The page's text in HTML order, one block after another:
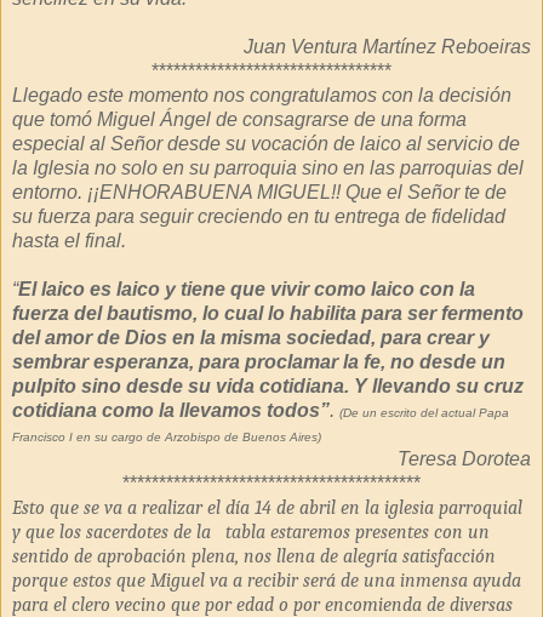
Juan Ventura Martínez Reboeiras
*********************************
Llegado este momento nos congratulamos con la decisión
que tomó Miguel Ángel de consagrarse de una forma
especial al Señor desde su vocación de laico al servicio de
la Iglesia no solo en su parroquia sino en las parroquias del
entorno. ¡¡ENHORABUENA MIGUEL!! Que el Señor te de
su fuerza para seguir creciendo en tu entrega de fidelidad
hasta el final.
“El laico es laico y tiene que vivir como laico con la
fuerza del bautismo, lo cual lo habilita para ser fermento
del amor de Dios en la misma sociedad, para crear y
sembrar esperanza, para proclamar la fe, no desde un
pulpito sino desde su vida cotidiana. Y llevando su cruz
cotidiana como la llevamos todos”. (De un escrito del actual Papa
Francisco I en su cargo de Arzobispo de Buenos Aires)
Teresa Dorotea
*****************************************
Esto que se va a realizar el día 14 de abril en la iglesia parroquial
y que los sacerdotes de la
tabla estaremos presentes con un
sentido de aprobación plena, nos llena de alegría satisfacción
porque estos que Miguel va a recibir será de una inmensa ayuda
para el clero vecino que por edad o por encomienda de diversas